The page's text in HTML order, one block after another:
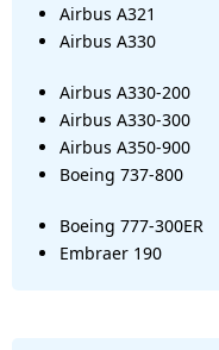
Airbus A321
Airbus A330
Airbus A330-200
Airbus A330-300
Airbus A350-900
Boeing 737-800
Boeing 777-300ER
Embraer 190